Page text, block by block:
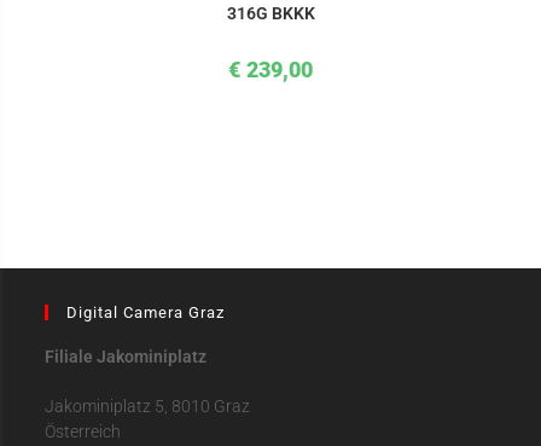
316G BKKK
€ 239,00
Digital Camera Graz
Filiale Jakominiplatz
Jakominiplatz 5, 8010 Graz
Österreich